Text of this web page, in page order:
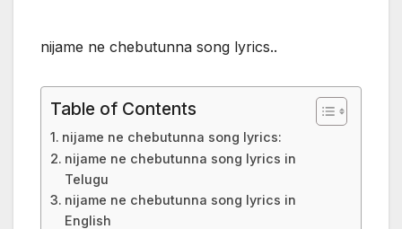
nijame ne chebutunna song lyrics..
Table of Contents
nijame ne chebutunna song lyrics:
nijame ne chebutunna song lyrics in
Telugu
nijame ne chebutunna song lyrics in
English